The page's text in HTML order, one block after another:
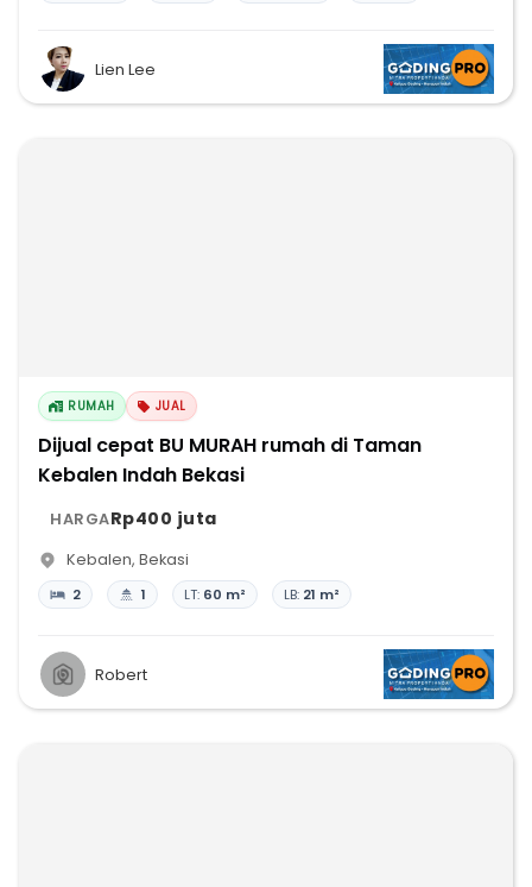
Lien Lee
RUMAH JUAL
Dijual cepat BU MURAH rumah di Taman
Kebalen Indah Bekasi
HARGARp400 juta
Kebalen, Bekasi
2 1 LT: 60 m² LB: 21 m²
Robert